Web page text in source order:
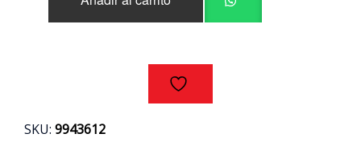
cantidad
SKU: 9943612